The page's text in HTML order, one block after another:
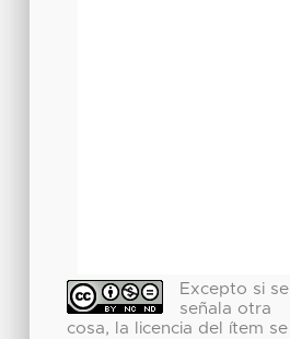
Excepto si se
señala otra
cosa, la licencia del ítem se